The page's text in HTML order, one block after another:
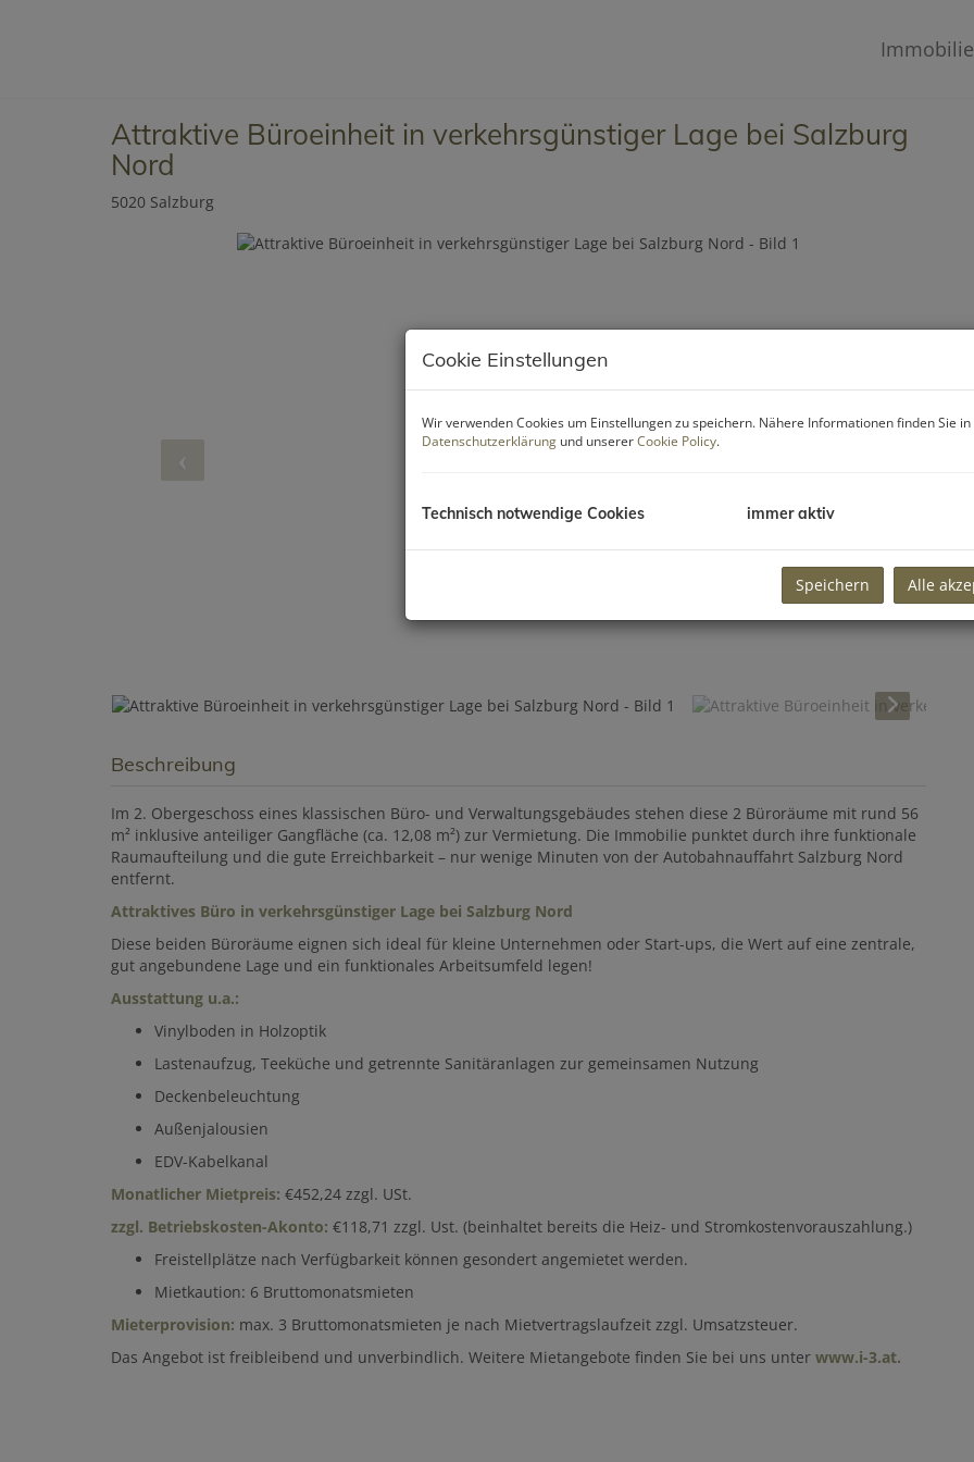
Attraktive Büroeinheit in verkehrsgünstiger Lage bei Salzburg
Nord
5020 Salzburg
Beschreibung
Im 2. Obergeschoss eines klassischen Büro- und Verwaltungsgebäudes stehen diese 2 Büroräume mit rund 56
m² inklusive anteiliger Gangfläche (ca. 12,08 m²) zur Vermietung. Die Immobilie punktet durch ihre funktionale
Raumaufteilung und die gute Erreichbarkeit – nur wenige Minuten von der Autobahnauffahrt Salzburg Nord
entfernt.
Attraktives Büro in verkehrsgünstiger Lage bei Salzburg Nord
Diese beiden Büroräume eignen sich ideal für kleine Unternehmen oder Start-ups, die Wert auf eine zentrale,
gut angebundene Lage und ein funktionales Arbeitsumfeld legen!
Ausstattung u.a.:
Vinylboden in Holzoptik
Lastenaufzug, Teeküche und getrennte Sanitäranlagen zur gemeinsamen Nutzung
Deckenbeleuchtung
Außenjalousien
EDV-Kabelkanal
Monatlicher Mietpreis: €452,24 zzgl. USt.
zzgl. Betriebskosten-Akonto: €118,71 zzgl. Ust. (beinhaltet bereits die Heiz- und Stromkostenvorauszahlung.)
Freistellplätze nach Verfügbarkeit können gesondert angemietet werden.
Mietkaution: 6 Bruttomonatsmieten
Mieterprovision: max. 3 Bruttomonatsmieten je nach Mietvertragslaufzeit zzgl. Umsatzsteuer.
Das Angebot ist freibleibend und unverbindlich. Weitere Mietangebote finden Sie bei uns unter www.i-3.at.
Cookie Einstellungen
Wir verwenden Cookies um Einstellungen zu speichern. Nähere Informationen finden Sie
Datenschutzerklärung und unsererCookie Policy.
Technisch notwendige Cookies immer aktiv
Speichern Alle